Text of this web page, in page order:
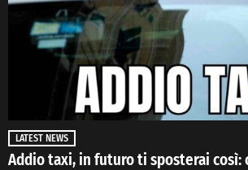
LATEST NEWS
Addio taxi, in futuro ti sposterai così: